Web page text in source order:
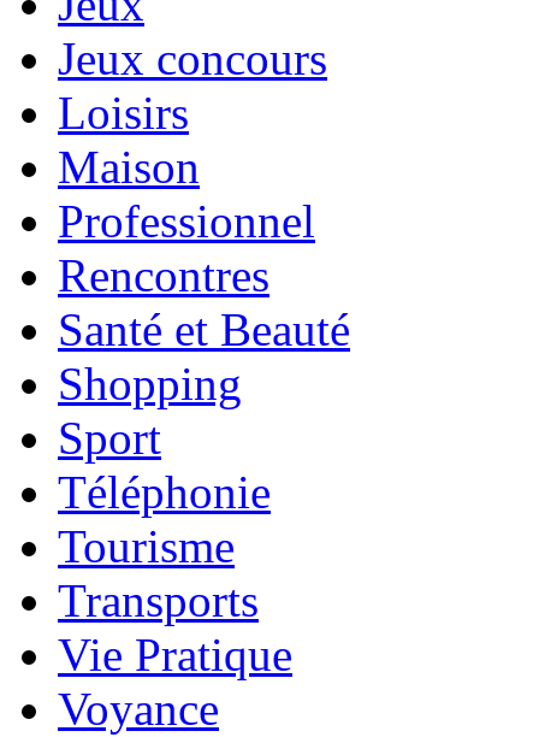
Jeux concours
Loisirs
Maison
Professionnel
Rencontres
Santé et Beauté
Shopping
Sport
Téléphonie
Tourisme
Transports
Vie Pratique
Voyance